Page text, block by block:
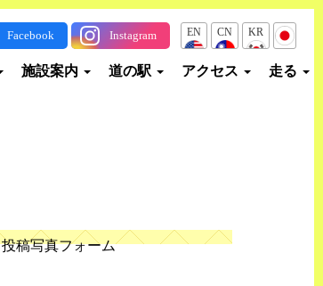
Facebook Instagram EN CN KR JP
施設案内 道の駅 アクセス 走る
投稿写真フォーム